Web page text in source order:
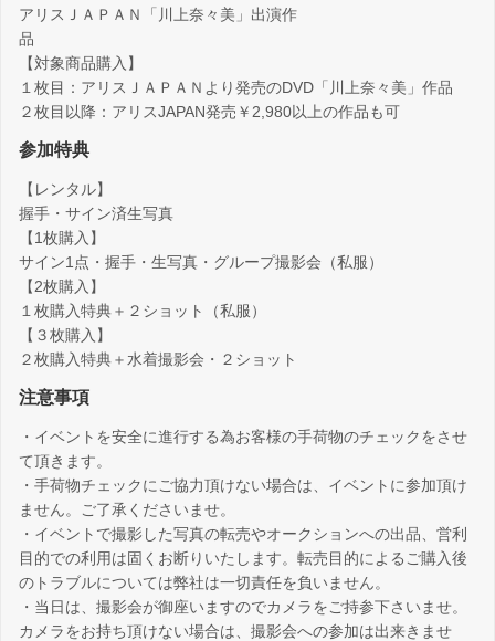
アリスＪＡＰＡＮ「川上奈々美」出演作
【対象商品購入】
１枚目：アリスＪＡＰＡＮより発売のDVD「川上奈々美」作品
２枚目以降：アリスJAPAN発売￥2,980以上の作品も可
参加特典
【レンタル】
握手・サイン済生写真
【1枚購入】
サイン1点・握手・生写真・グループ撮影会（私服）
【2枚購入】
１枚購入特典＋２ショット（私服）
【３枚購入】
２枚購入特典＋水着撮影会・２ショット
注意事項
・イベントを安全に進行する為お客様の手荷物のチェックをさせ
て頂きます。
・手荷物チェックにご協力頂けない場合は、イベントに参加頂け
ません。ご了承くださいませ。
・イベントで撮影した写真の転売やオークションへの出品、営利
目的での利用は固くお断りいたします。転売目的によるご購入後
のトラブルについては弊社は一切責任を負いません。
・当日は、撮影会が御座いますのでカメラをご持参下さいませ。
カメラをお持ち頂けない場合は、撮影会への参加は出来きませ